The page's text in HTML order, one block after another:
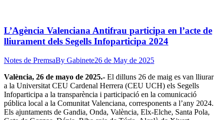
L’Agència Valenciana Antifrau participa en l’acte de
lliurament dels Segells Infoparticipa 2024
Notes de PremsaBy Gabinete26 de May de 2025
València, 26 de mayo de 2025.- El dilluns 26 de maig es van lliurar
a la Universitat CEU Cardenal Herrera (CEU UCH) els Segells
Infoparticipa a la transparència i participació en la comunicació
pública local a la Comunitat Valenciana, corresponents a l’any 2024.
Els ajuntaments de Gandia, Onda, València, Elx-Elche, Santa Pola,